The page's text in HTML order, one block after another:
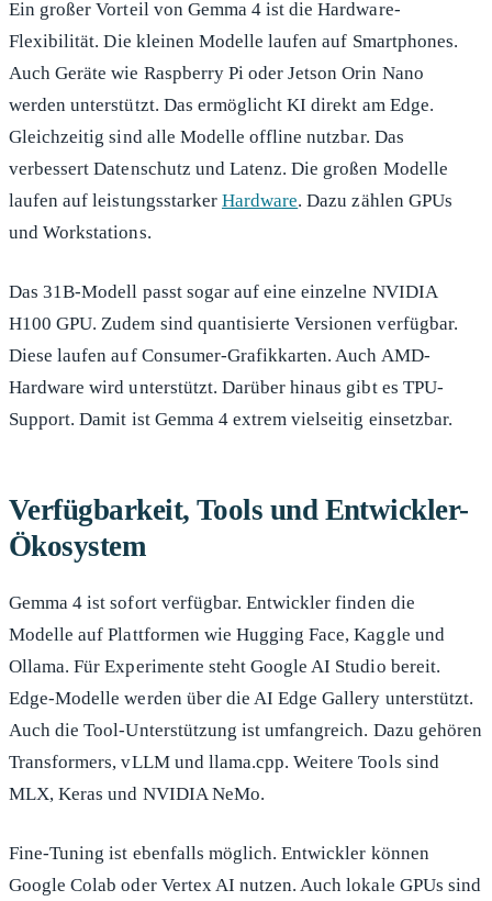
Ein großer Vorteil von Gemma 4 ist die Hardware-
Flexibilität. Die kleinen Modelle laufen auf Smartphones.
Auch Geräte wie Raspberry Pi oder Jetson Orin Nano
werden unterstützt. Das ermöglicht KI direkt am Edge.
Gleichzeitig sind alle Modelle offline nutzbar. Das
verbessert Datenschutz und Latenz. Die großen Modelle
laufen auf leistungsstarker Hardware. Dazu zählen GPUs
und Workstations.
Das 31B-Modell passt sogar auf eine einzelne NVIDIA
H100 GPU. Zudem sind quantisierte Versionen verfügbar.
Diese laufen auf Consumer-Grafikkarten. Auch AMD-
Hardware wird unterstützt. Darüber hinaus gibt es TPU-
Support. Damit ist Gemma 4 extrem vielseitig einsetzbar.
Verfügbarkeit, Tools und Entwickler-
Ökosystem
Gemma 4 ist sofort verfügbar. Entwickler finden die
Modelle auf Plattformen wie Hugging Face, Kaggle und
Ollama. Für Experimente steht Google AI Studio bereit.
Edge-Modelle werden über die AI Edge Gallery unterstützt.
Auch die Tool-Unterstützung ist umfangreich. Dazu gehören
Transformers, vLLM und llama.cpp. Weitere Tools sind
MLX, Keras und NVIDIA NeMo.
Fine-Tuning ist ebenfalls möglich. Entwickler können
Google Colab oder Vertex AI nutzen. Auch lokale GPUs sind